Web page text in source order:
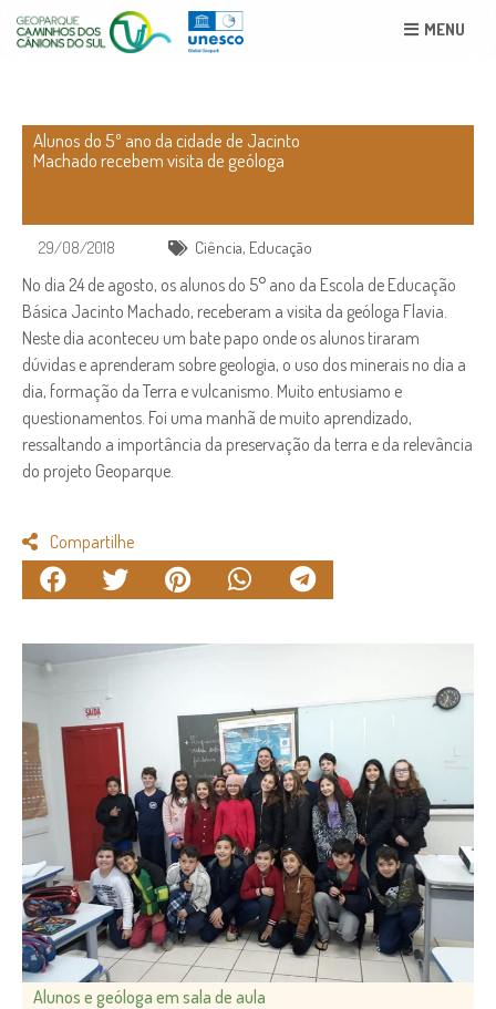
MENU
Alunos do 5º ano da cidade de Jacinto
Machado recebem visita de geóloga
29/08/2018 Ciência, Educação
No dia 24 de agosto, os alunos do 5° ano da Escola de Educação
Básica Jacinto Machado, receberam a visita da geóloga Flavia.
Neste dia aconteceu um bate papo onde os alunos tiraram
dúvidas e aprenderam sobre geologia, o uso dos minerais no dia a
dia, formação da Terra e vulcanismo. Muito entusiamo e
questionamentos. Foi uma manhã de muito aprendizado,
ressaltando a importância da preservação da terra e da relevância
do projeto Geoparque.
Compartilhe
Alunos e geóloga em sala de aula